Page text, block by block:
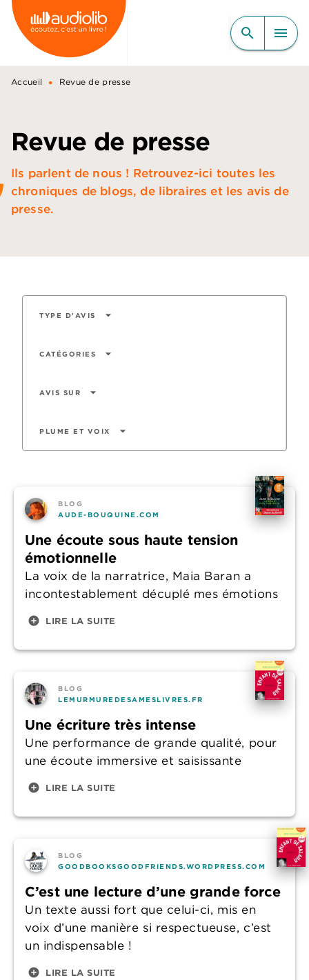
MENU RECHERCHE
CONTENU
PIED DE PAGE
search menu
Accueil • Revue de presse
Revue de presse
Ils parlent de nous ! Retrouvez-ici toutes les
chroniques de blogs, de libraires et les avis de
presse.
TYPE D'AVIS arrow_drop_down
CATÉGORIES arrow_drop_down
AVIS SUR arrow_drop_down
PLUME ET VOIX arrow_drop_down
BLOG
AUDE-BOUQUINE.COM
Une écoute sous haute tension
émotionnelle
La voix de la narratrice, Maia Baran a
incontestablement décuplé mes émotions
add_circle LIRE LA SUITE
BLOG
LEMURMUREDESAMESLIVRES.FR
Une écriture très intense
Une performance de grande qualité, pour
une écoute immersive et saisissante
add_circle LIRE LA SUITE
BLOG
GOODBOOKSGOODFRIENDS.WORDPRESS.COM
C’est une lecture d’une grande force
Un texte aussi fort que celui-ci, mis en
voix d’une manière si respectueuse, c’est
un indispensable !
add_circle LIRE LA SUITE